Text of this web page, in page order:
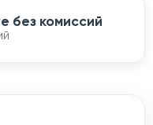
без комиссий